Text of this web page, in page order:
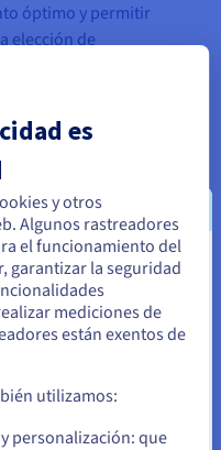
óptimo y permitir
elección de
más cercana
una solicitud
se redirige a un
(Canadá),
Europa será
en esa región.
y
entre los
stateless, esta se
en Estados
Unidos, deberá buscar
es
y otros
Algunos rastreadores
el funcionamiento del
garantizar la seguridad
mediciones de
están exentos de
utilizamos:
personalización: que